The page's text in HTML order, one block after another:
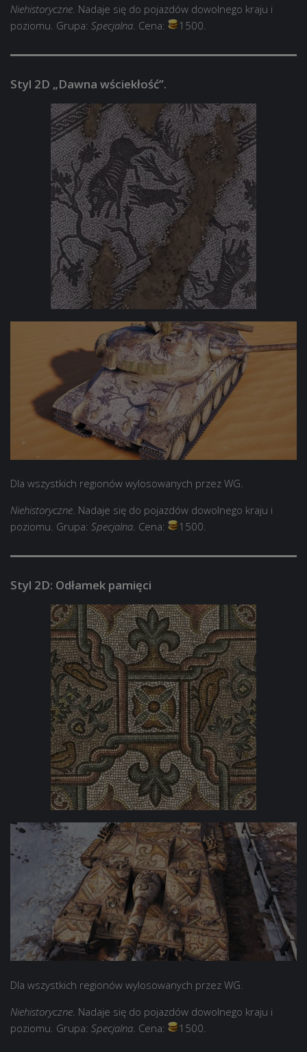
Niehistoryczne . Nadaje się do pojazdów dowolnego kraju i
poziomu. Grupa: Specjalna . Cena: 1500.
Styl 2D „Dawna wściekłość”.
Dla wszystkich regionów wylosowanych przez WG.
Niehistoryczne. Nadaje się do pojazdów dowolnego kraju i
poziomu. Grupa: Specjalna. Cena: 1500.
Styl 2D: Odłamek pamięci
Dla wszystkich regionów wylosowanych przez WG.
Niehistoryczne . Nadaje się do pojazdów dowolnego kraju i
poziomu. Grupa: Specjalna . Cena: 1500.